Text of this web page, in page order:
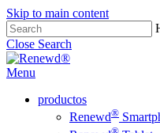
Skip to main content
Close Search
Menu
productos
Renewd®
®